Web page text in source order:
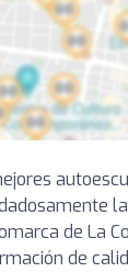
de La
de